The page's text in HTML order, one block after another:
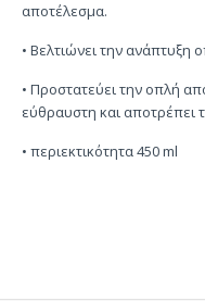
αποτέλεσμα.
• Βελτιώνειτην ανάπτυξη
• Προστατεύειτην οπλή
εύθραυστη και αποτρέπει
• περιεκτικότητα 450 ml